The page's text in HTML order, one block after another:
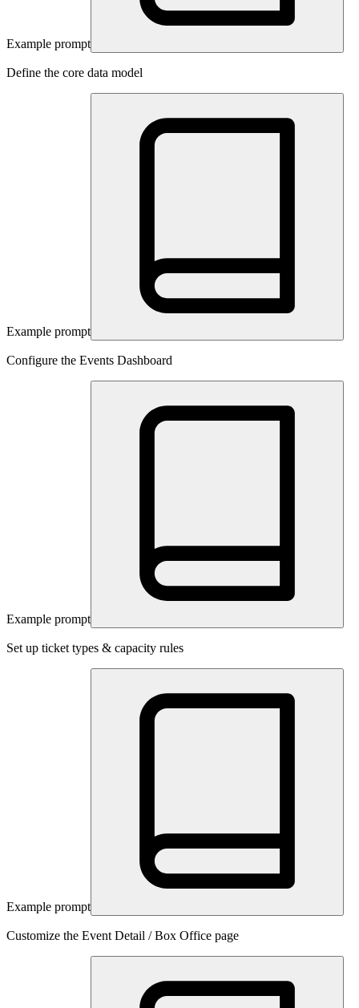
Example prompt
Define the core data model
Example prompt
Configure the Events Dashboard
Example prompt
Set up ticket types & capacity rules
Example prompt
Customize the Event Detail / Box Office page